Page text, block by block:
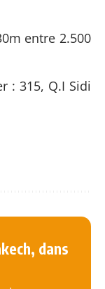
entre 2.500
: 315, Q.I Sidi
dans